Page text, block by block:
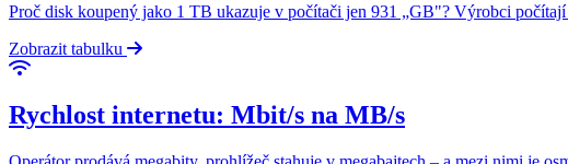
Proč disk koupený jako 1 TB ukazuje v počítači jen 931 „GB"? Výrobci
Zobrazit tabulku
Rychlost internetu: Mbit/s na MB/s